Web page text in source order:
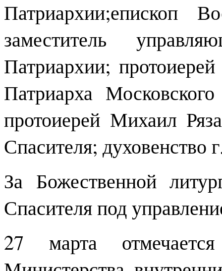
Патриархии;епископ
заместитель
Патриархии;
Патриарха
протоиерей Михаил
Спасителя; духовенство
За Божественной
Спасителя под
27 марта